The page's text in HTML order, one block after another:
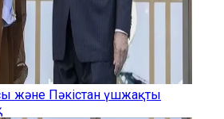
және Пәкістан үшжақты